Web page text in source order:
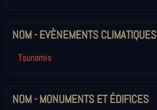
NOM - EVÈNEMENTS CLIMATIQUES
Tsunamis
NOM - MONUMENTS ET ÉDIFICES